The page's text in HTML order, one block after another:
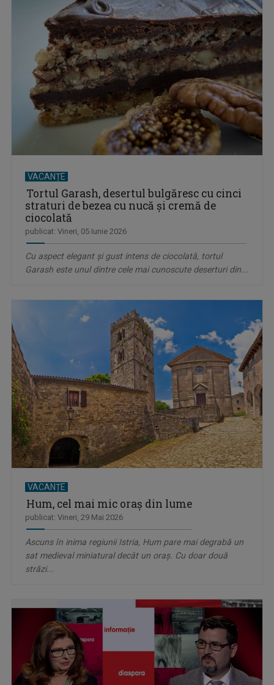
VACANȚE
Tortul Garash, desertul bulgăresc cu cinci
straturi de bezea cu nucă și cremă de
ciocolată
publicat: Vineri, 05 Iunie 2026
Cu aspect elegant și gust intens de ciocolată, tortul
Garash este unul dintre cele mai cunoscute deserturi din...
VACANȚE
Hum, cel mai mic oraș din lume
publicat: Vineri, 29 Mai 2026
Ascuns în inima regiunii Istria, Hum pare mai degrabă un
sat medieval miniatural decât un oraș. Cu doar două
străzi...